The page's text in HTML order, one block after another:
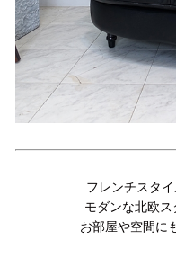
フレンチスタ
モダンな北欧
お部屋や空間に